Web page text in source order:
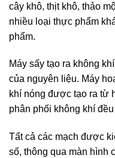
cây khô, thịt khô, thảo
nhiều loại thực phẩm
phẩm.
Máy sấy tạo ra không
của nguyên liệu. Máy
khí nóng được tạo ra từ
phân phối không khí đều
Tất cả các mạch được
số, thông qua màn hình